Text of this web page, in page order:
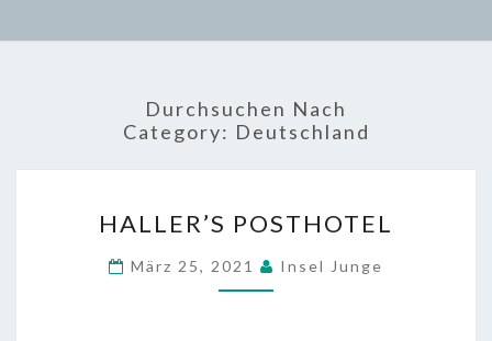
Durchsuchen Nach
Category: Deutschland
POSTHOTEL
HALLER’S POSTHOTEL
März 25, 2021 Insel Junge